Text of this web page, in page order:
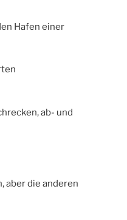
Hafen einer
ab- und
aber die anderen